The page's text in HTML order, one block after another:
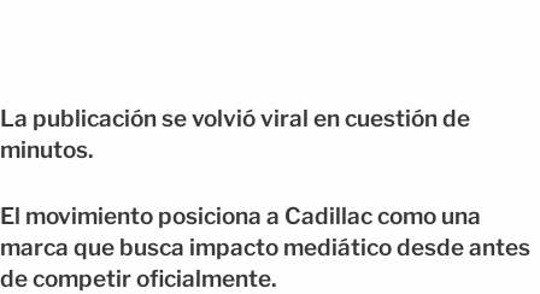
La publicación se volvió viral en cuestión de
minutos.
El movimiento posiciona a Cadillac como una
marca que busca impacto mediático desde antes
de competir oficialmente.